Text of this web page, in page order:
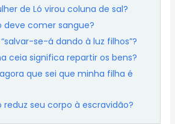
de Ló virou coluna de sal?
deve comer sangue?
se-á dando à luz filhos”?
ceia significa repartir os bens?
que sei que minha filha é
reduz seu corpo à escravidão?